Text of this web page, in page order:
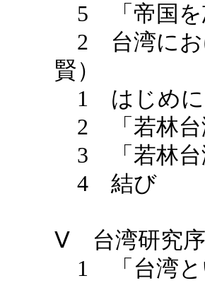
5 「帝国を
2 台湾にお
賢）
1 はじめに
2 「若林台
3 「若林台
4 結び
Ⅴ 台湾研究
1 「台湾と